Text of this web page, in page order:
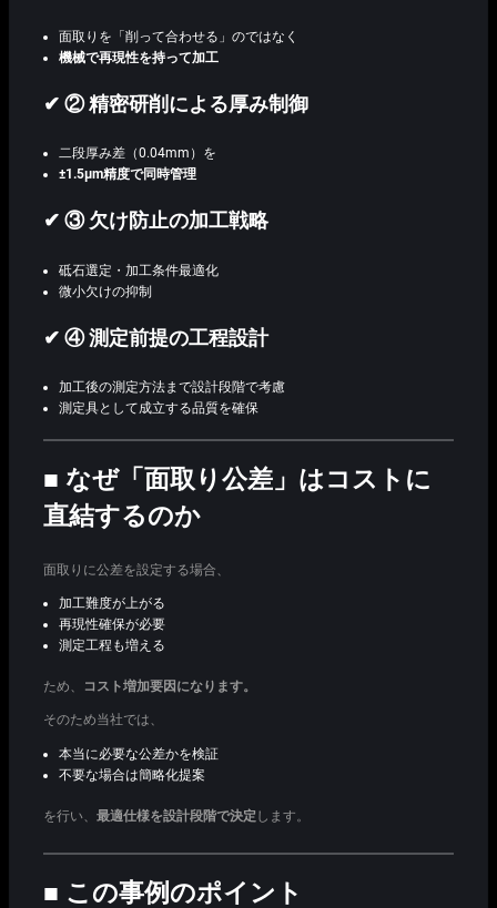
面取りを「削って合わせる」のではなく
機械で再現性を持って加工
✔ ② 精密研削による厚み制御
二段厚み差（0.04mm）を
±1.5μm精度で同時管理
✔ ③ 欠け防止の加工戦略
砥石選定・加工条件最適化
微小欠けの抑制
✔ ④ 測定前提の工程設計
加工後の測定方法まで設計段階で考慮
測定具として成立する品質を確保
■ なぜ「面取り公差」はコストに
直結するのか
面取りに公差を設定する場合、
加工難度が上がる
再現性確保が必要
測定工程も増える
ため、 コスト増加要因になります。
そのため当社では、
本当に必要な公差かを検証
不要な場合は簡略化提案
を行い、 最適仕様を設計段階で決定 します。
■ この事例のポイント